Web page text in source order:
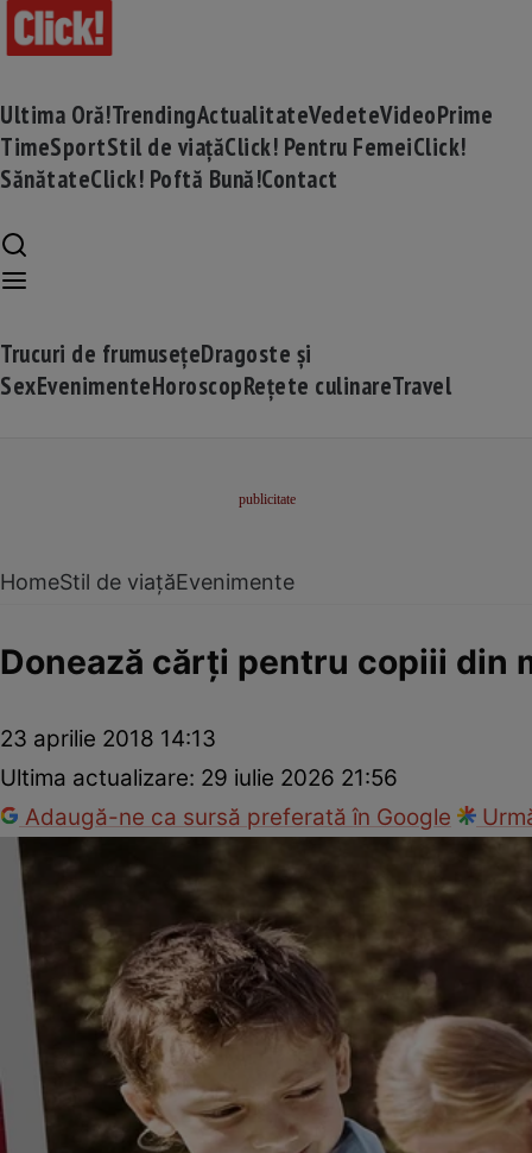
Ultima Oră!TrendingActualitateVedeteVideoPrime
TimeSportStil de viațăClick! Pentru FemeiClick!
SănătateClick! Poftă Bună!Contact
Trucuri de frumusețeDragoste și
SexEvenimenteHoroscopRețete culinareTravel
HomeStil de viațăEvenimente
Donează cărţi pentru copiii din
23 aprilie 2018 14:13
Ultima actualizare: 29 iulie 2026 21:56
Adaugă-ne ca sursă preferată în Google